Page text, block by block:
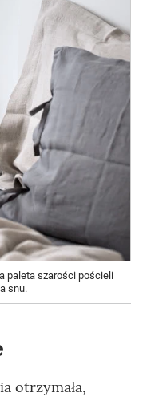
paleta szarości pościeli
snu.
otrzymała,